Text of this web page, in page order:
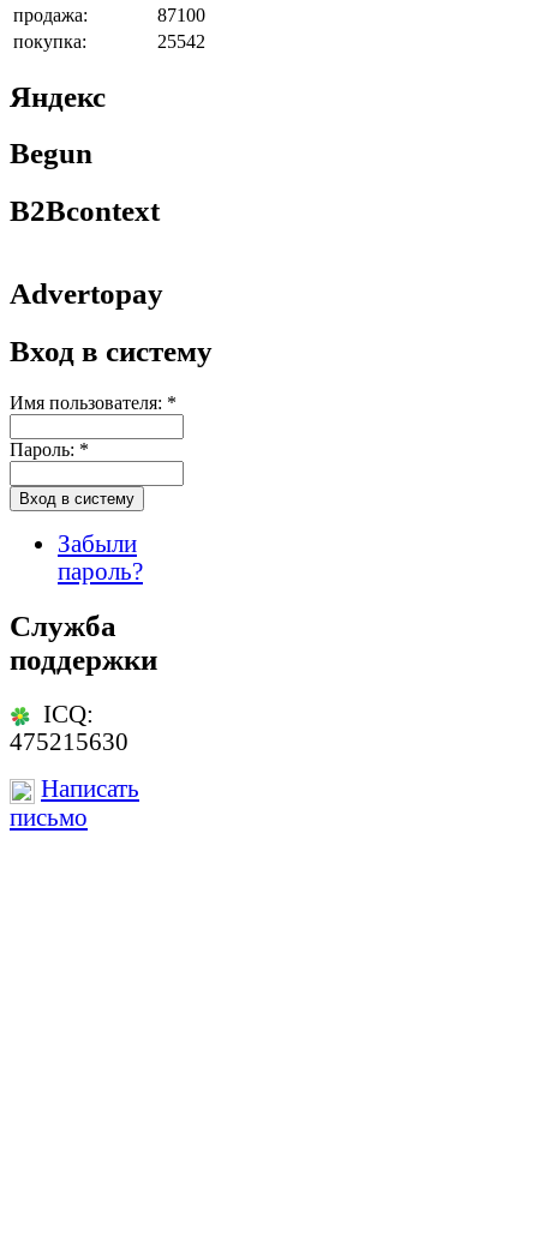
продажа:
87100
покупка:
25542
Яндекс
Begun
B2Bcontext
Advertopay
Вход в систему
Имя пользователя: *
Пароль: *
Забыли
пароль?
Служба
поддержки
ICQ:
475215630
Написать
письмо